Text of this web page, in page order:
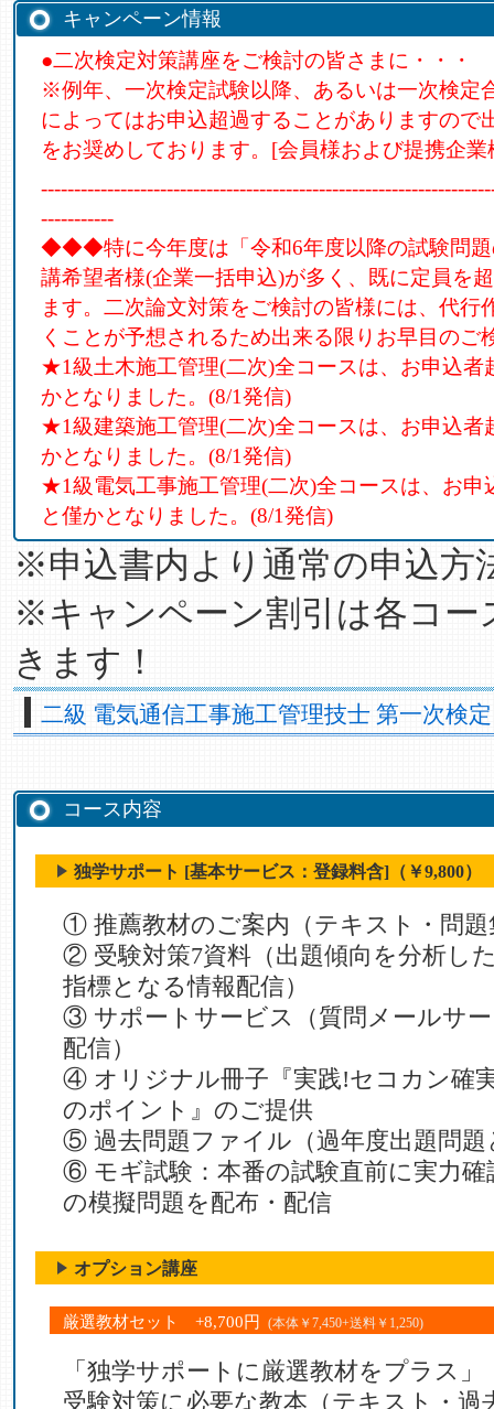
キャンペーン情報
●二次検定対策講座をご検討の皆さまに・・・
※例年、一次検定試験以降、あるいは一次検定
によってはお申込超過することがありますので
をお奨めしております。[会員様および提携企
-----------
◆◆◆特に今年度は「令和6年度以降の試験問題
講希望者様(企業一括申込)が多く、既に定員を
ます。二次論文対策をご検討の皆様には、代行
くことが予想されるため出来る限りお早目のご
★1級土木施工管理(二次)全コースは、お申込者
かとなりました。(8/1発信)
★1級建築施工管理(二次)全コースは、お申込者
かとなりました。(8/1発信)
★1級電気工事施工管理(二次)全コースは、お申
と僅かとなりました。(8/1発信)
※申込書内より通常の申込方
※キャンペーン割引は各コー
きます！
二級 電気通信工事施工管理技士 第一次検定
コース内容
独学サポート [基本サービス：登録料含]（￥9,800）
① 推薦教材のご案内（テキスト・問題
② 受験対策7資料（出題傾向を分析し
指標となる情報配信）
③ サポートサービス（質問メールサ
配信）
④ オリジナル冊子『実践!セコカン確
のポイント』のご提供
⑤ 過去問題ファイル（過年度出題問題
⑥ モギ試験：本番の試験直前に実力確
の模擬問題を配布・配信
オプション講座
厳選教材セット +8,700円 (本体￥7,450+送料￥1,250)
「独学サポートに厳選教材をプラス」
受験対策に必要な教本（テキスト・過